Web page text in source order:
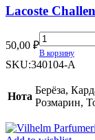
Lacoste
50,00 ₽
Lacoste
Challenge
Re/fresh
В корзину
SKU:340104-A
Нота
Берёза,
Розмарин,